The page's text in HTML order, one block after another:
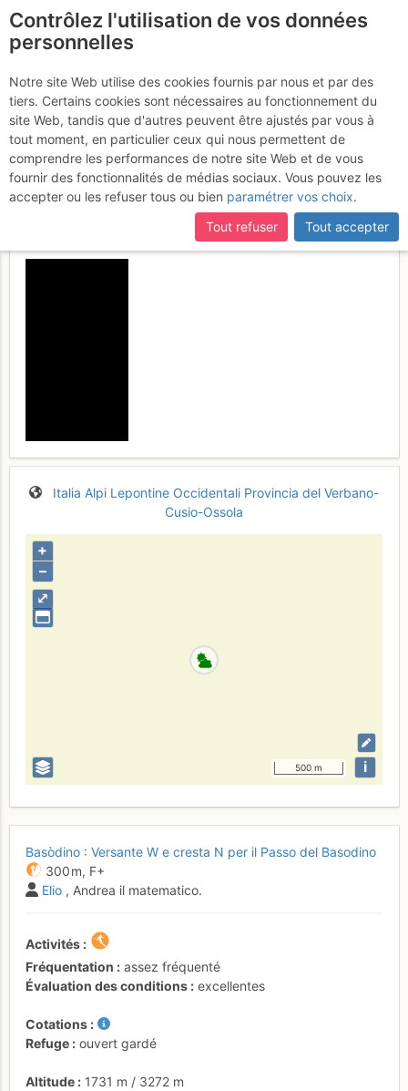
Basodino : Da Riale dal
versante ovest per il passo
del Basodino, giro con
discesa dalla bocchetta del
Castel
Mercredi 29 mars 2017
Italia Alpi Lepontine Occidentali Provincia del Verbano-
Cusio-Ossola
⤢
+
–
500 m i
Basòdino : Versante W e cresta N per il Passo del Basodino
300 m, F+
Elio , Andrea il matematico.
Activités
Fréquentation
assez fréquenté
Évaluation des conditions
excellentes
Cotations
Refuge
ouvert gardé
Altitude 1731 m / 3272 m
Contrôlez l'utilisation de vos données
personnelles
Notre site Web utilise des cookies fournis par nous et par des
tiers. Certains cookies sont nécessaires au fonctionnement du
site Web, tandis que d'autres peuvent être ajustés par vous à
tout moment, en particulier ceux qui nous permettent de
comprendre les performances de notre site Web et de vous
fournir des fonctionnalités de médias sociaux. Vous pouvez les
accepter ou les refuser tous ou bien paramétrer vos choix.
Tout refuser
Tout accepter